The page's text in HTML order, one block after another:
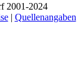
2001-2024
| Quellenangaben